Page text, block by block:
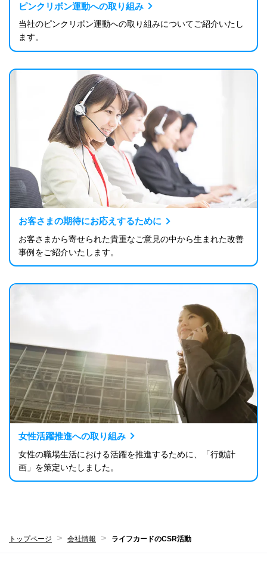
ピンクリボン運動への取り組み
当社のピンクリボン運動への取り組みについてご紹介いたし
ます。
お客さまの期待にお応えするために
お客さまから寄せられた貴重なご意見の中から生まれた改善
事例をご紹介いたします。
女性活躍推進への取り組み
女性の職場生活における活躍を推進するために、「行動計
画」を策定いたしました。
トップページ 会社情報 ライフカードのCSR活動